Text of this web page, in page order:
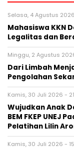
Selasa, 4 Agustus
Mahasiswa KKN
Legalitas dan
Minggu, 2 Agustus
Dari Limbah
Pengolahan
Kamis, 30 Juli 2026 -
Wujudkan Anak
BEM FKEP UNEJ
Pelatihan Lilin
Kamis, 30 Juli 2026 -